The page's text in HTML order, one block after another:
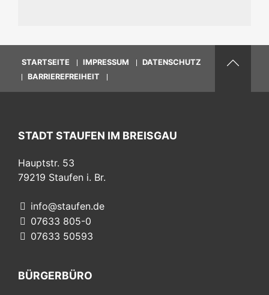
STARTSEITE IMPRESSUM
DATENSCHUTZ
BARRIEREFREIHEIT
STADT STAUFEN IM BREISGAU
Hauptstr. 53
79219 Staufen i. Br.
info@staufen.de
07633 805-0
07633 50593
BÜRGERBÜRO